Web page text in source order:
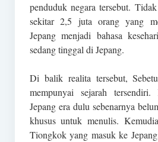
penduduk negara tersebut.
sekitar 2,5 juta orang yang
Jepang menjadi bahasa
sedang tinggal di Jepang.
Di balik realita tersebut,
mempunyai sejarah tersendiri.
Jepang era dulu sebenarnya
khusus untuk menulis.
Tiongkok yang masuk ke